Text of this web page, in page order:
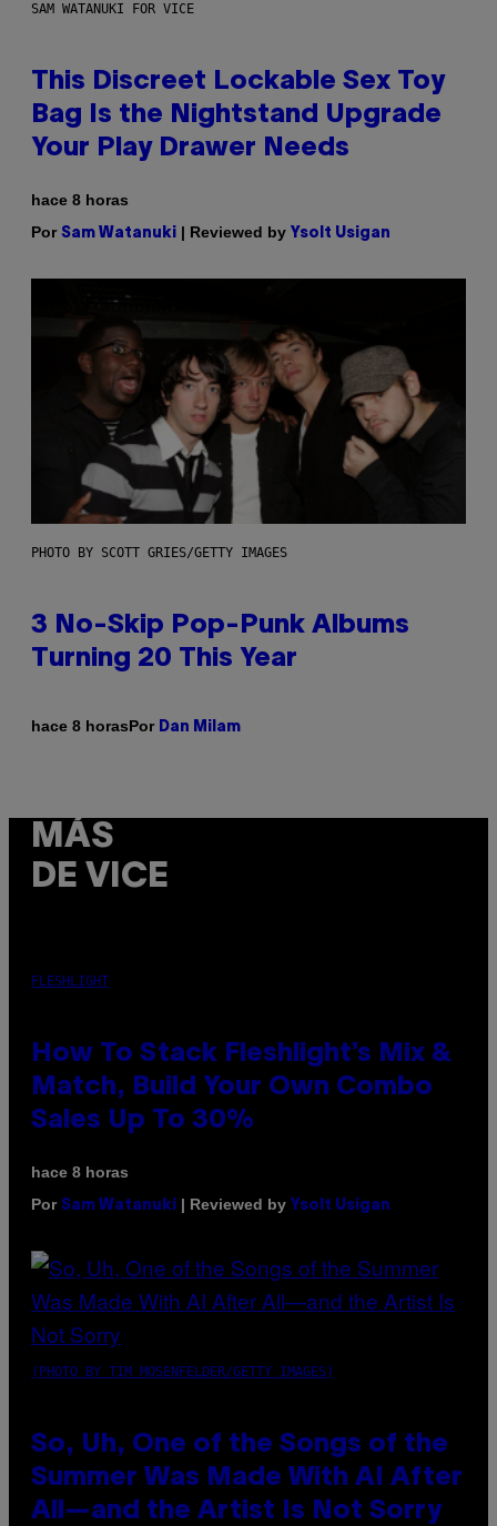
SAM WATANUKI FOR VICE
This Discreet Lockable Sex Toy
Bag Is the Nightstand Upgrade
Your Play Drawer Needs
hace 8 horas
Por Sam Watanuki | Reviewed by Ysolt Usigan
PHOTO BY SCOTT GRIES/GETTY IMAGES
3 No-Skip Pop-Punk Albums
Turning 20 This Year
hace 8 horasPor Dan Milam
MÁS
DE VICE
FLESHLIGHT
How To Stack Fleshlight’s Mix &
Match, Build Your Own Combo
Sales Up To 30%
hace 8 horas
Por Sam Watanuki | Reviewed by Ysolt Usigan
(PHOTO BY TIM MOSENFELDER/GETTY IMAGES)
So, Uh, One of the Songs of the
Summer Was Made With AI After
All—and the Artist Is Not Sorry